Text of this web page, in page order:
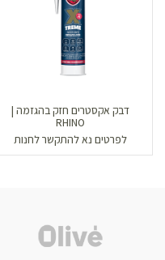
דבק אקסטרים חזק בהגזמה |
RHINO
לפרטים נא להתקשר לחנות